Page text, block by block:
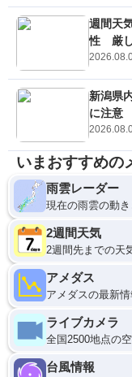
週間天
性 厳し
新潟県
に注意
いまおすすめの
雨雲レーダー
現在の雨雲の動
2週間天気
2週間先までの天
アメダス
アメダスの最新
ライブカメラ
全国2500地点の
台風情報